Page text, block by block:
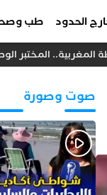
الحدود طب
المختبر
صوت وصورة